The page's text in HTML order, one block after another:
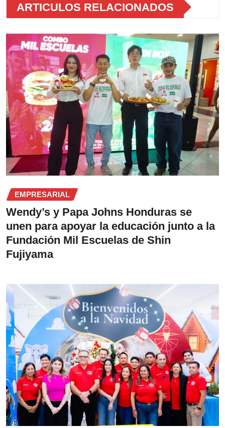
ARTICULOS RELACIONADOS
EMPRESARIAL
Wendy’s y Papa Johns Honduras se
unen para apoyar la educación junto a la
Fundación Mil Escuelas de Shin
Fujiyama